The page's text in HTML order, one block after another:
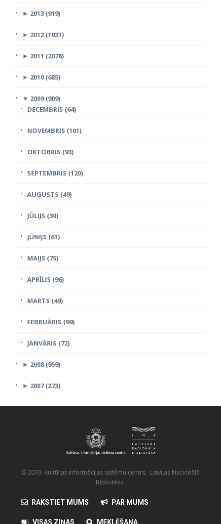
► 2013 (919)
► 2012 (1931)
► 2011 (2078)
► 2010 (685)
▼ 2009 (909)
DECEMBRIS (64)
NOVEMBRIS (101)
OKTOBRIS (93)
SEPTEMBRIS (120)
AUGUSTS (49)
JŪLIJS (30)
JŪNIJS (61)
MAIJS (75)
APRĪLIS (96)
MARTS (49)
FEBRUĀRIS (99)
JANVĀRIS (72)
► 2008 (959)
► 2007 (273)
© 2019 Kultūras informācijas sistēmu centrs, Latvijas Nacionālā
Bibliotēka
RAKSTIET MUMS PAR MUMS
VISAS ZIŅAS MEKLĒŠANA